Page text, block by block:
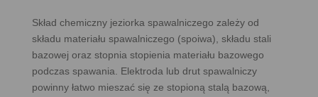
Skład chemiczny jeziorka spawalniczego zależy od
składu materiału spawalniczego (spoiwa), składu stali
bazowej oraz stopnia stopienia materiału bazowego
podczas spawania. Elektroda lub drut spawalniczy
powinny łatwo mieszać się ze stopioną stalą bazową,